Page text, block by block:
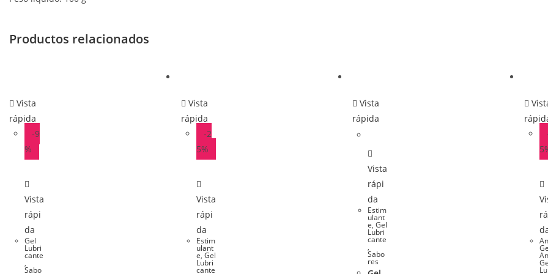
Productos relacionados
Vista
rápida
-9
%
Vista
rápi
da
Gel
Lubri
cante
,
Sabo
Vista
rápida
-2
5%
Vista
rápi
da
Estim
ulant
e, Gel
Lubri
cante
Vista
rápida
Vista
rápi
da
Estim
ulant
e,Gel
Lubri
cante
,
Sabo
res